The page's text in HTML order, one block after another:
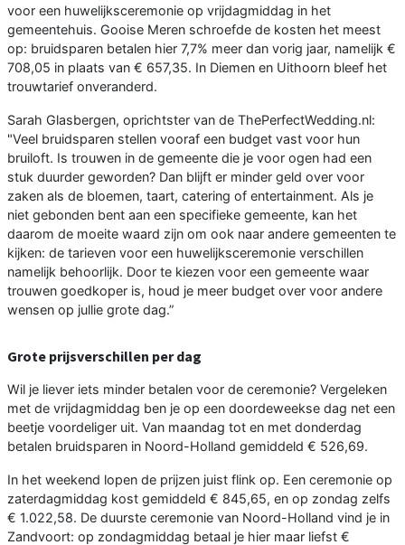
voor een huwelijksceremonie op vrijdagmiddag in het
gemeentehuis. Gooise Meren schroefde de kosten het meest
op: bruidsparen betalen hier 7,7% meer dan vorig jaar, namelijk €
708,05 in plaats van € 657,35. In Diemen en Uithoorn bleef het
trouwtarief onveranderd.
Sarah Glasbergen, oprichtster van de ThePerfectWedding.nl:
"Veel bruidsparen stellen vooraf een budget vast voor hun
bruiloft. Is trouwen in de gemeente die je voor ogen had een
stuk duurder geworden? Dan blijft er minder geld over voor
zaken als de bloemen, taart, catering of entertainment. Als je
niet gebonden bent aan een specifieke gemeente, kan het
daarom de moeite waard zijn om ook naar andere gemeenten te
kijken: de tarieven voor een huwelijksceremonie verschillen
namelijk behoorlijk. Door te kiezen voor een gemeente waar
trouwen goedkoper is, houd je meer budget over voor andere
wensen op jullie grote dag.”
Grote prijsverschillen per dag
Wil je liever iets minder betalen voor de ceremonie? Vergeleken
met de vrijdagmiddag ben je op een doordeweekse dag net een
beetje voordeliger uit. Van maandag tot en met donderdag
betalen bruidsparen in Noord-Holland gemiddeld € 526,69.
In het weekend lopen de prijzen juist flink op. Een ceremonie op
zaterdagmiddag kost gemiddeld € 845,65, en op zondag zelfs
€ 1.022,58. De duurste ceremonie van Noord-Holland vind je in
Zandvoort: op zondagmiddag betaal je hier maar liefst €